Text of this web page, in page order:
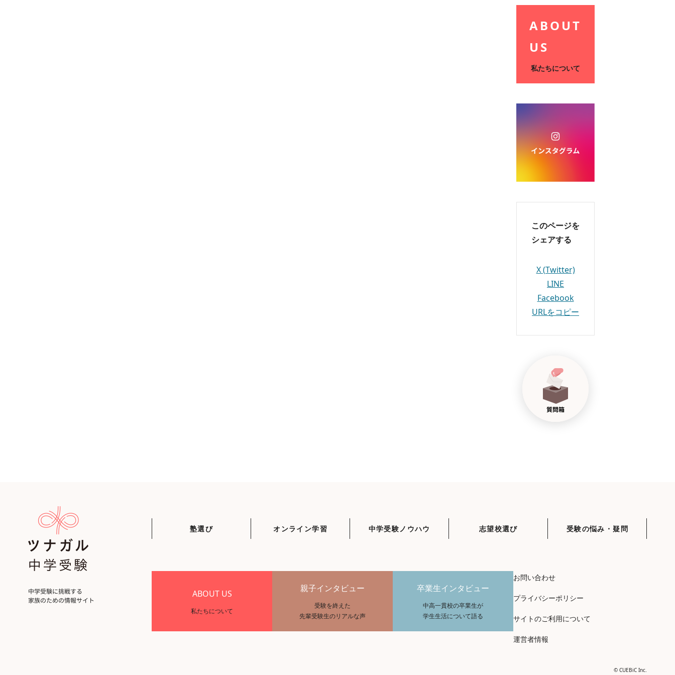
ABOUT
US
私たちについて
このページを
シェアする
X (Twitter)
LINE
Facebook
URLをコピー
塾選び オンライン学習 中学受験ノウハウ 志望校選び 受験の悩み・疑問
ABOUT US
私たちについて
親子インタビュー
受験を終えた
先輩受験生のリアルな声
卒業生インタビュー
中高一貫校の卒業生が
学生生活について語る
お問い合わせ
プライバシーポリシー
サイトのご利用について
運営者情報
© CUEBiC Inc.